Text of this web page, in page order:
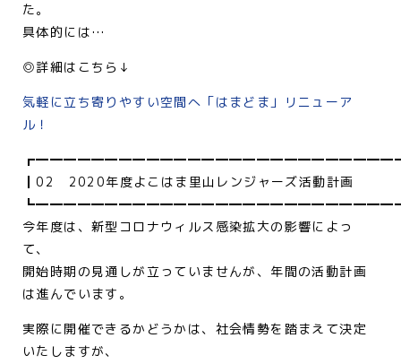
た。
具体的には…
◎詳細はこちら↓
気軽に立ち寄りやすい空間へ「はまどま」リニューア
ル！
┃02 2020年度よこはま里山レンジャーズ活動計画
今年度は、新型コロナウィルス感染拡大の影響によっ
て、
開始時期の見通しが立っていませんが、年間の活動計画
は進んでいます。
実際に開催できるかどうかは、社会情勢を踏まえて決定
いたしますが、